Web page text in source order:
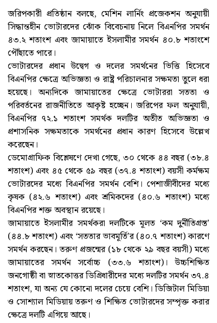
জরিপকারী প্রতিষ্ঠান বলছে, মেশিন লার্নিং প্রজেকশন অনুযায়ী
সিদ্ধান্তহীন ভোটারদের ঝোঁক বিবেচনায় নিলে বিএনপির সমর্থন
৪৩.২ শতাংশ এবং জামায়াতে ইসলামীর সমর্থন ৪০.৮ শতাংশে
পৌঁছাতে পারে।
ভোটারদের প্রধান উদ্বেগ ও দলের সমর্থনের ভিত্তি হিসেবে
বিএনপির ক্ষেত্রে অভিজ্ঞতা ও রাষ্ট্র পরিচালনার সক্ষমতা তুলে ধরা
হয়েছে। অন্যদিকে জামায়াতের ক্ষেত্রে ভোটাররা সততা ও
পরিবর্তনের রাজনীতিতে আকৃষ্ট হচ্ছেন। জরিপের ফল অনুযায়ী,
বিএনপির ৭২.১ শতাংশ সমর্থক দলটির অতীত অভিজ্ঞতা ও
প্রশাসনিক সক্ষমতাকে সমর্থনের প্রধান কারণ হিসেবে উল্লেখ
করেছেন।
ডেমোগ্রাফিক বিশ্লেষণে দেখা গেছে, ৩০ থেকে ৪৪ বছর (৩৮.৪
শতাংশ) এবং ৪৫ থেকে ৫৯ বছর (৩৭.৪ শতাংশ) বয়সী কর্মক্ষম
ভোটারদের মধ্যে বিএনপির সমর্থন বেশি। পেশাজীবীদের মধ্যে
কৃষক (৪২.৬ শতাংশ) এবং শ্রমিকদের (৪০.৬ শতাংশ) মধ্যে
বিএনপির শক্ত অবস্থান রয়েছে।
জামায়াতে ইসলামীর সমর্থকরা দলটিকে মূলত ‘কম দুর্নীতিগ্রস্ত’
(৪৪.৮ শতাংশ) এবং ‘সততার ভাবমূর্তি’র (৪০.৭ শতাংশ) কারণে
সমর্থন করছেন। তরুণ প্রজন্মের (১৮ থেকে ২৯ বছর বয়সী) মধ্যে
জামায়াতের সমর্থন সর্বোচ্চ (৩৩.৬ শতাংশ)। উচ্চশিক্ষিত
জনগোষ্ঠী বা স্নাতকোত্তর ডিগ্রিধারীদের মধ্যে দলটির সমর্থন ৩৭.৪
শতাংশ, যা অন্য যে কোনো দলের চেয়ে বেশি। ডিজিটাল মিডিয়া
ও সোশ্যাল মিডিয়ায় তরুণ ও শিক্ষিত ভোটারদের সম্পৃক্ত করার
ক্ষেত্রে দলটি এগিয়ে আছে।